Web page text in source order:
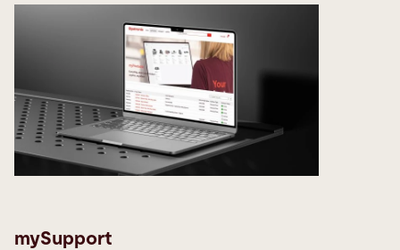
mySupport